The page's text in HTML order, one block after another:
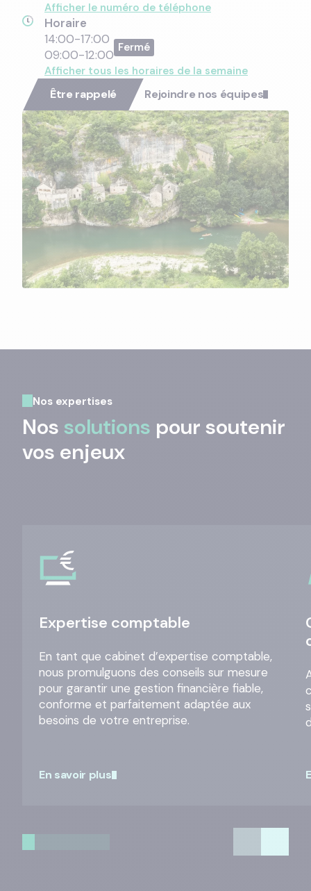
Afficher le numéro de téléphone
Horaire
14:00-17:00
09:00-12:00
Afficher tous les horaires de la semaine
Être rappelé Rejoindre nos équipes
Nos expertises
Nos solutions pour soutenir
vos enjeux
Expertise comptable
En tant que cabinet d’expertise comptable,
nous promulguons des conseils sur mesure
pour garantir une gestion financière fiable,
conforme et parfaitement adaptée aux
besoins de votre entreprise.
En savoir plus